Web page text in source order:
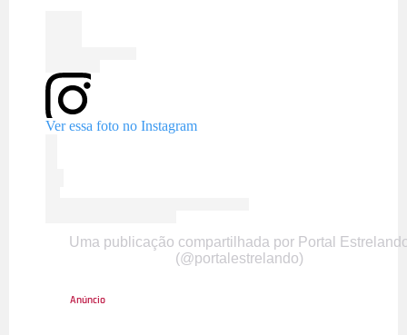
Ver essa foto no Instagram
Uma publicação compartilhada por Portal
(@portalestrelando)